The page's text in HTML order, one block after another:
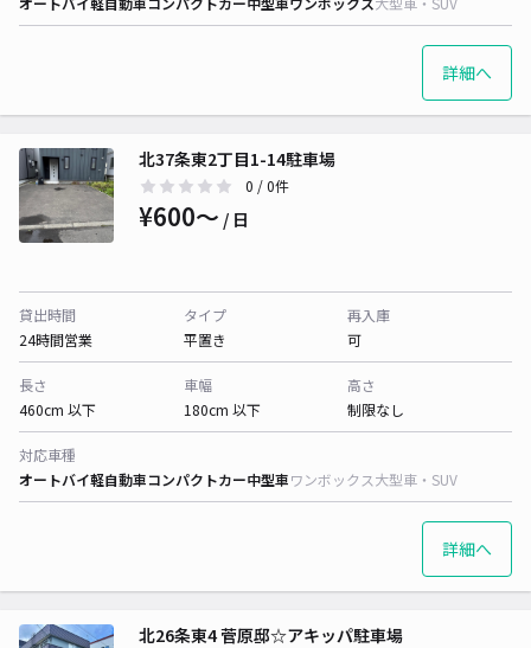
詳細へ
北37条東2丁目1-14駐車場
0 / 0件
¥600〜 / 日
貸出時間
24時間営業
タイプ
平置き
再入庫
可
長さ
460cm 以下
車幅
180cm 以下
高さ
制限なし
対応車種
オートバイ軽自動車コンパクトカー中型車ワンボックス大型車・SUV
詳細へ
北26条東4 菅原邸☆アキッパ駐車場